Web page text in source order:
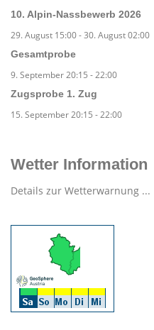
10. Alpin-Nassbewerb 2026
29. August 15:00-30. August 02:00
Gesamtprobe
9. September 20:15 -22:00
Zugsprobe 1. Zug
15. September 20:15 -22:00
Wetter Information
Details zur Wetterwarnung ...